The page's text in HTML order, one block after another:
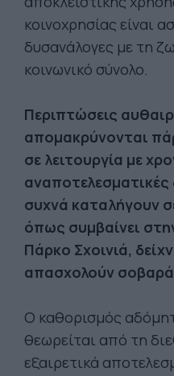
κοινοχρησίας είναι
δυσανάλογες με τη
κοινωνικό σύνολο.
Περιπτώσεις
απομακρύνονται
σε λειτουργία με
αναποτελεσματικές
συχνά καταλήγουν
όπως συμβαίνει
Πάρκο Σχοινιά,
απασχολούν
Ο καθορισμός
θεωρείται από τη
εξαιρετικά